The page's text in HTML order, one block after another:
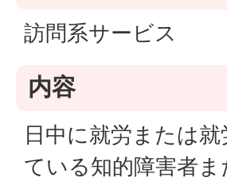
訪問系サービス
内容
日中に就労または
ている知的障害者